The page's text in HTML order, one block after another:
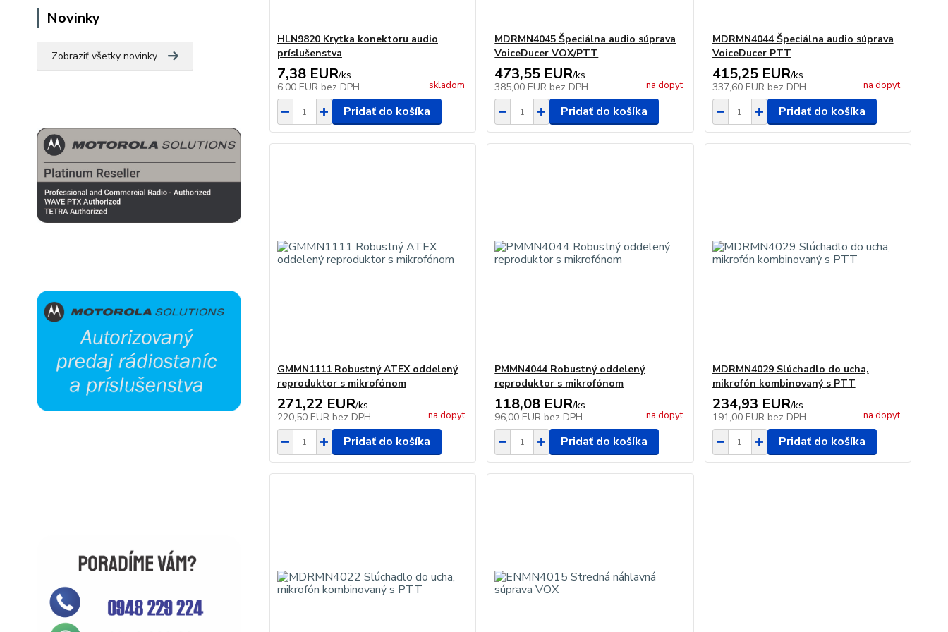
Novinky
Zobraziť všetky novinky
HLN9820 Krytka konektoru audio
príslušenstva
7,38 EUR/ks
6,00 EUR bez DPH skladom
Pridať do košíka
MDRMN4045 Špeciálna audio súprava
VoiceDucer VOX/PTT
473,55 EUR/ks
385,00 EUR bez DPH na dopyt
Pridať do košíka
MDRMN4044 Špeciálna audio súprava
VoiceDucer PTT
415,25 EUR/ks
337,60 EUR bez DPH na dopyt
Pridať do košíka
GMMN1111 Robustný ATEX oddelený
reproduktor s mikrofónom
271,22 EUR/ks
220,50 EUR bez DPH na dopyt
Pridať do košíka
PMMN4044 Robustný oddelený
reproduktor s mikrofónom
118,08 EUR/ks
96,00 EUR bez DPH na dopyt
Pridať do košíka
MDRMN4029 Slúchadlo do ucha,
mikrofón kombinovaný s PTT
234,93 EUR/ks
191,00 EUR bez DPH na dopyt
Pridať do košíka